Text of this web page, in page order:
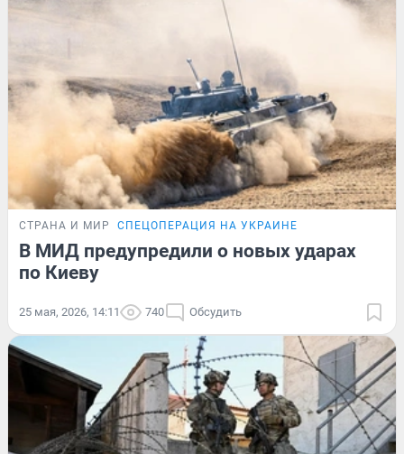
СТРАНА И МИР СПЕЦОПЕРАЦИЯ НА УКРАИНЕ
В МИД предупредили о новых ударах
по Киеву
25 мая, 2026, 14:11 740 Обсудить